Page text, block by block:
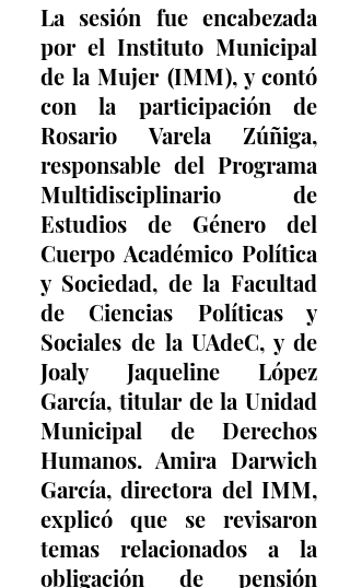
La sesión fue encabezada
por el Instituto Municipal
de la Mujer (IMM), y contó
con la participación de
Rosario Varela Zúñiga,
responsable del Programa
Multidisciplinario de
Estudios de Género del
Cuerpo Académico Política
y Sociedad, de la Facultad
de Ciencias Políticas y
Sociales de la UAdeC, y de
Joaly Jaqueline López
García, titular de la Unidad
Municipal de Derechos
Humanos. Amira Darwich
García, directora del IMM,
explicó que se revisaron
temas relacionados a la
obligación de pensión